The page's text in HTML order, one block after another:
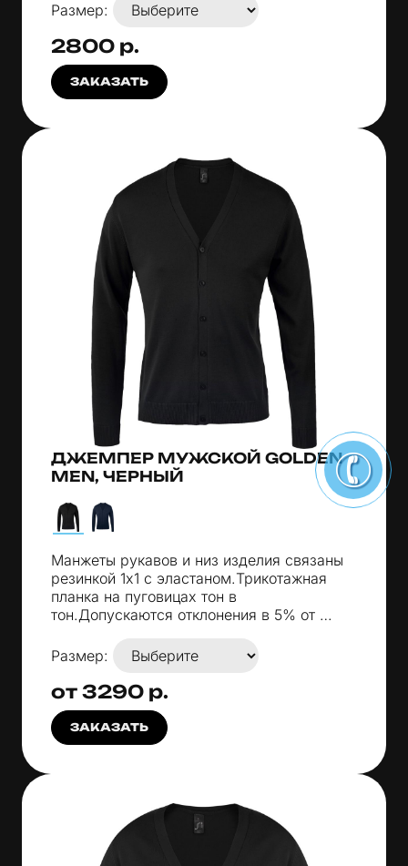
Размер:
2800 р.
ЗАКАЗАТЬ
ДЖЕМПЕР МУЖСКОЙ GOLDEN
MEN, ЧЕРНЫЙ
Манжеты рукавов и низ изделия связаны
резинкой 1х1 с эластаном.Трикотажная
планка на пуговицах тон в
тон.Допускаются отклонения в 5% от …
Размер:
от 3290 р.
ЗАКАЗАТЬ